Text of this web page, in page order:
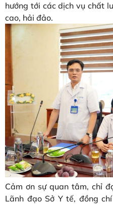
hướng tới các dịch vụ chất
cao, hải đảo.
Cảm ơn sự quan tâm, chỉ
Lãnh đạo Sở Y tế, đồng